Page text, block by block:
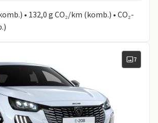
• 132,0 g CO₂/km (komb.) • CO₂-
7